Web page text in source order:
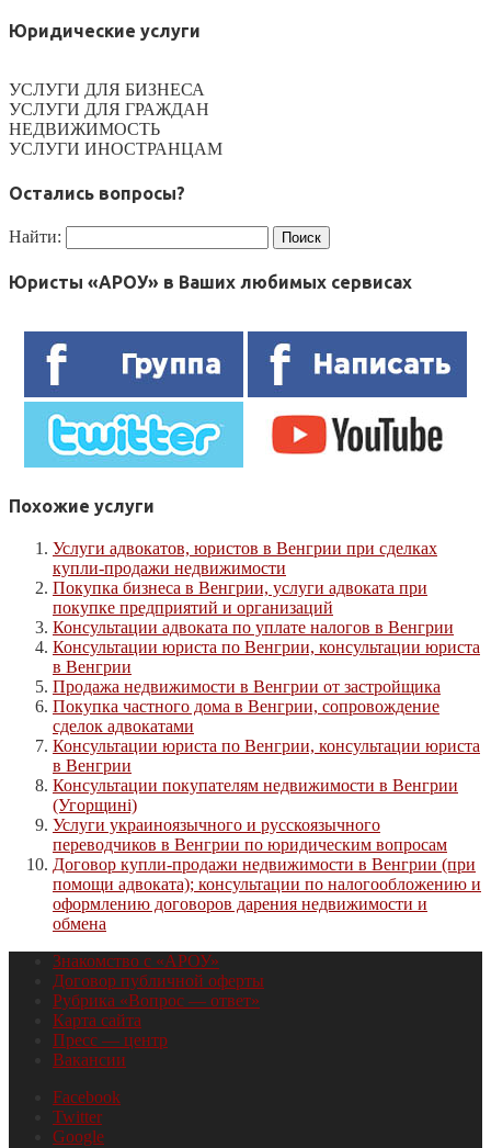
Юридические услуги
УСЛУГИ ДЛЯ БИЗНЕСА
УСЛУГИ ДЛЯ ГРАЖДАН
НЕДВИЖИМОСТЬ
УСЛУГИ ИНОСТРАНЦАМ
Остались вопросы?
Найти:
Юристы «АРОУ» в Ваших любимых сервисах
Похожие услуги
Услуги адвокатов, юристов в Венгрии при сделках
купли-продажи недвижимости
Покупка бизнеса в Венгрии, услуги адвоката при
покупке предприятий и организаций
Консультации адвоката по уплате налогов в Венгрии
Консультации юриста по Венгрии, консультации юриста
в Венгрии
Продажа недвижимости в Венгрии от застройщика
Покупка частного дома в Венгрии, сопровождение
сделок адвокатами
Консультации юриста по Венгрии, консультации юриста
в Венгрии
Консультации покупателям недвижимости в Венгрии
(Угорщині)
Услуги украиноязычного и русскоязычного
переводчиков в Венгрии по юридическим вопросам
Договор купли-продажи недвижимости в Венгрии (при
помощи адвоката); консультации по налогообложению и
оформлению договоров дарения недвижимости и
обмена
Знакомство с «АРОУ»
Договор публичной оферты
Рубрика «Вопрос — ответ»
Карта сайта
Пресс — центр
Вакансии
Facebook
Twitter
Google